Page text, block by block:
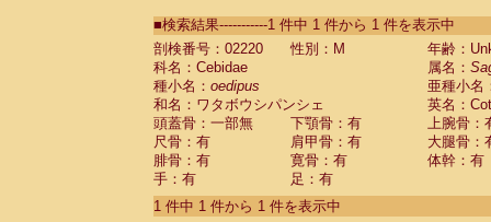
CebidaeSaguinus labiatus(0)
Cebidae Saguinus leucopus (0)
Cebidae
Cebidae
CebidaeSaguinus nigricollis (1)
Cebidae Saguinus oedipus
Cebidae Saguinus weddelli
Cebidae Saguinusspp.
Cebidae Aotus trivirgatus
Cebidae Cebus albifrons
■検索結果-----------1 件中 1 件から 1 件を表示中
剖検番号：02220
性別：M
年齢：
科名：Cebidae
属名：
種小名： oedipus
亜種小名
和名：ワタボウシパンシェ
英名：
頭蓋骨：一部無
下顎骨：有
上腕骨：
尺骨：有
肩甲骨：有
大腿骨：
腓骨：有
寛骨：有
体幹：有
手：有
足：有
1 件中 1 件から 1 件を表示中